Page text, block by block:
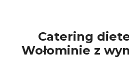
Catering
Wołominie z